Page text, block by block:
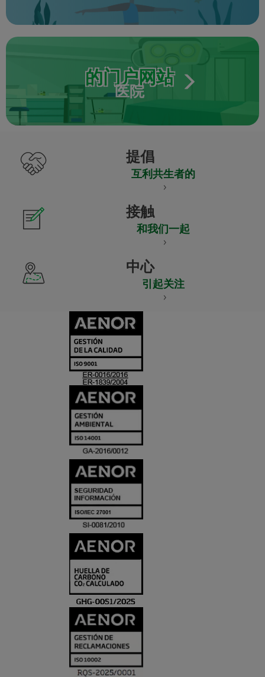
的门户网站
医院
提倡
互利共生者的
接触
和我们一起
中心
引起关注